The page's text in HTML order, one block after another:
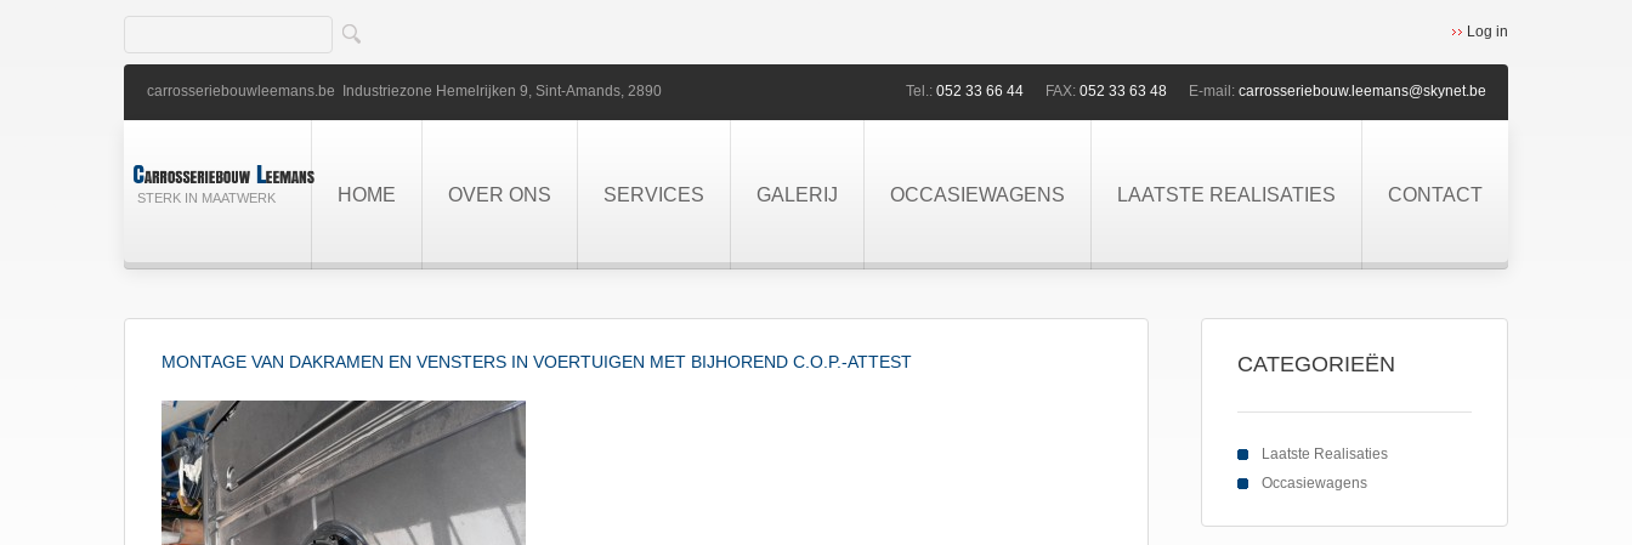
Log in
carrosseriebouwleemans.be Industriezone Hemelrijken 9, Sint-Amands, 2890 Tel.: 052 33 66 44 FAX: 052 33 63 48 E-mail: carrosseriebouw.leemans@skynet.be
STERK IN MAATWERK HOME OVER ONS SERVICES GALERIJ OCCASIEWAGENS LAATSTE REALISATIES CONTACT
MONTAGE VAN DAKRAMEN EN VENSTERS IN VOERTUIGEN MET BIJHOREND C.O.P.-ATTEST CATEGORIEËN
Laatste Realisaties
Occasiewagens